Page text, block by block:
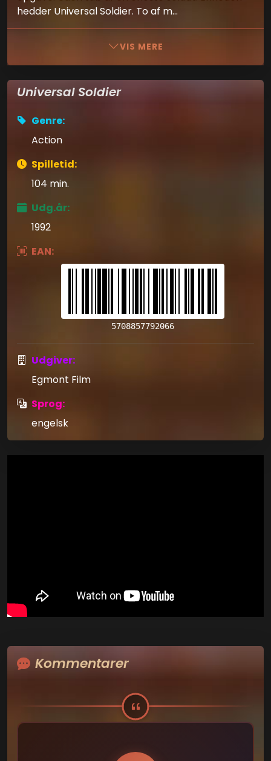
hedder Universal Soldier. To af m...
VIS MERE
Universal Soldier
Genre:
Action
Spilletid:
104 min.
Udg.år:
1992
EAN:
5708857792066
Udgiver:
Egmont Film
Sprog:
engelsk
Kommentarer